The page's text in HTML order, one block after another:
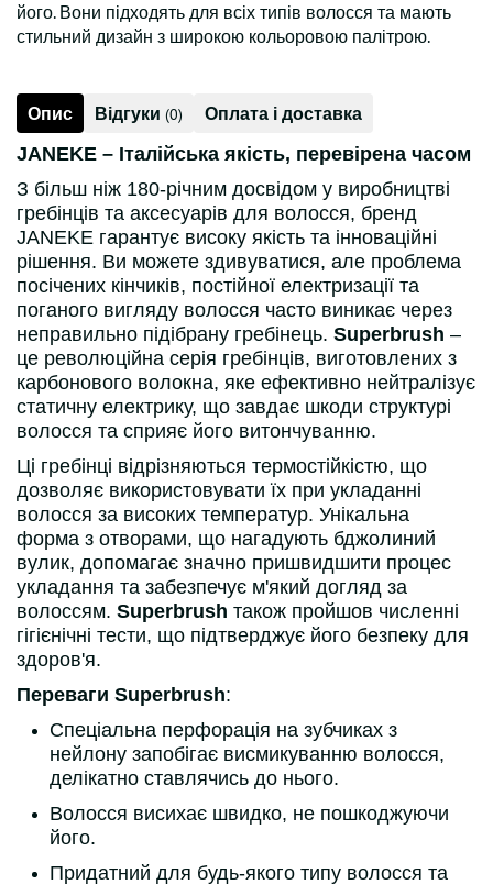
його. Вони підходять для всіх типів волосся та мають
стильний дизайн з широкою кольоровою палітрою.
Опис Відгуки (0)
Оплата і доставка
JANEKE – Італійська якість, перевірена часом
З більш ніж 180-річним досвідом у виробництві
гребінців та аксесуарів для волосся, бренд
JANEKE гарантує високу якість та інноваційні
рішення. Ви можете здивуватися, але проблема
посічених кінчиків, постійної електризації та
поганого вигляду волосся часто виникає через
неправильно підібрану гребінець. Superbrush –
це революційна серія гребінців, виготовлених з
карбонового волокна, яке ефективно нейтралізує
статичну електрику, що завдає шкоди структурі
волосся та сприяє його витончуванню.
Ці гребінці відрізняються термостійкістю, що
дозволяє використовувати їх при укладанні
волосся за високих температур. Унікальна
форма з отворами, що нагадують бджолиний
вулик, допомагає значно пришвидшити процес
укладання та забезпечує м'який догляд за
волоссям. Superbrush також пройшов численні
гігієнічні тести, що підтверджує його безпеку для
здоров'я.
Переваги Superbrush:
Спеціальна перфорація на зубчиках з
нейлону запобігає висмикуванню волосся,
делікатно ставлячись до нього.
Волосся висихає швидко, не пошкоджуючи
його.
Придатний для будь-якого типу волосся та